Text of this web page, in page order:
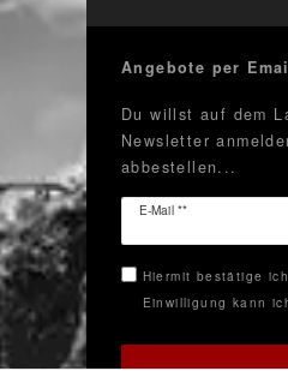
Angebote per
Du willst auf dem
Newsletter
abbestellen...
E-Mail **
Newsletter
Hiermit bestätige
Einwilligung kann